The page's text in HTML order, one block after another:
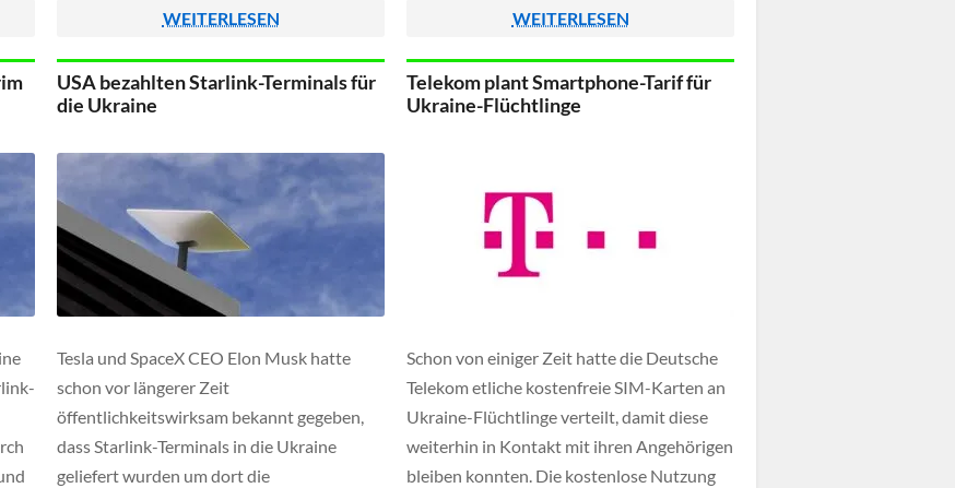
und Endgeräte bereitgestellt. Während
diese anfangs vom Unternehmen finanziert
wurden, übernahm später die US-Regierung
WEITERLESEN
und Elon Musk den Ratschlag des
(ehemaligen) ukrainischen Botschafters
Andrij Melnyk beherzigen wolle. Dieser
WEITERLESEN
USA bezahlten Starlink-Terminals für
die Ukraine
Tesla und SpaceX CEO Elon Musk hatte
schon vor längerer Zeit
öffentlichkeitswirksam bekannt gegeben,
dass Starlink-Terminals in die Ukraine
geliefert wurden um dort die
Telekom plant Smartphone-Tarif für
Ukraine-Flüchtlinge
Schon von einiger Zeit hatte die Deutsche
Telekom etliche kostenfreie SIM-Karten an
Ukraine-Flüchtlinge verteilt, damit diese
weiterhin in Kontakt mit ihren Angehörigen
bleiben konnten. Die kostenlose Nutzung